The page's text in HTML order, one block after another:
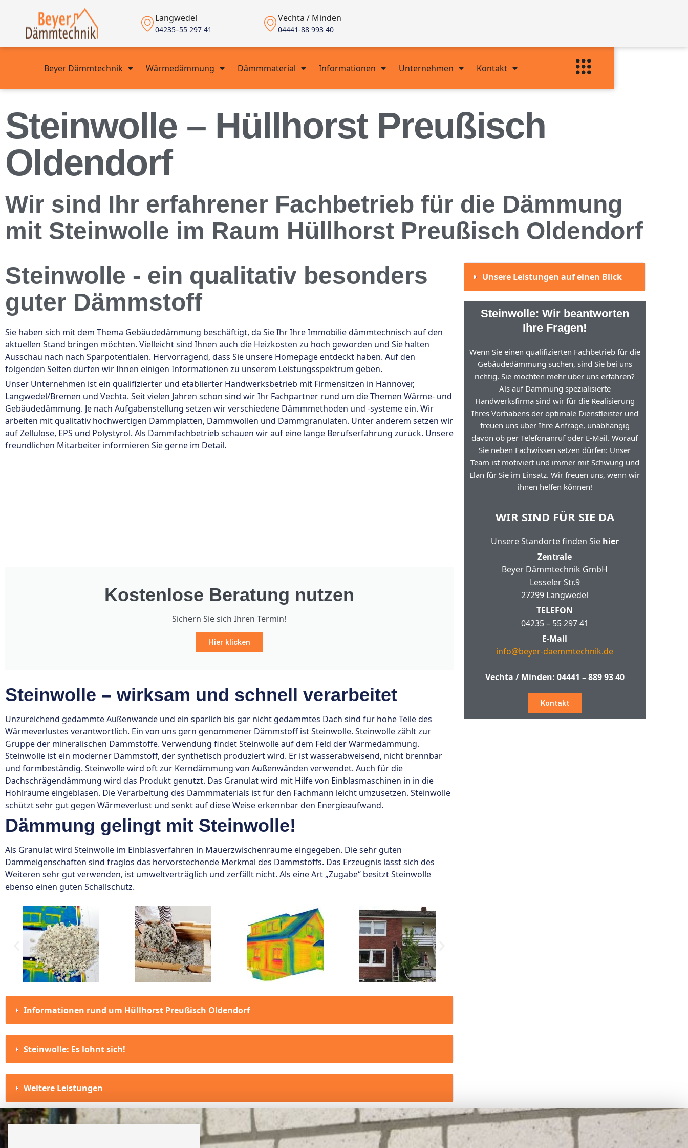
Langwedel
04235–55 297 41
Vechta / Minden
04441-88 993 40
Beyer Dämmtechnik Wärmedämmung Dämmmaterial Informationen Unternehmen Kontakt
Steinwolle – Hüllhorst Preußisch
Oldendorf
Wir sind Ihr erfahrener Fachbetrieb für die Dämmung
mit Steinwolle im Raum Hüllhorst Preußisch Oldendorf
Steinwolle - ein qualitativ besonders
guter Dämmstoff
Sie haben sich mit dem Thema Gebäudedämmung beschäftigt, da Sie Ihr Ihre Immobilie dämmtechnisch auf den
aktuellen Stand bringen möchten. Vielleicht sind Ihnen auch die Heizkosten zu hoch geworden und Sie halten
Ausschau nach nach Sparpotentialen. Hervorragend, dass Sie unsere Homepage entdeckt haben. Auf den
folgenden Seiten dürfen wir Ihnen einigen Informationen zu unserem Leistungsspektrum geben.
Unser Unternehmen ist ein qualifizierter und etablierter Handwerksbetrieb mit Firmensitzen in Hannover,
Langwedel/Bremen und Vechta. Seit vielen Jahren schon sind wir Ihr Fachpartner rund um die Themen Wärme- und
Gebäudedämmung. Je nach Aufgabenstellung setzen wir verschiedene Dämmmethoden und -systeme ein. Wir
arbeiten mit qualitativ hochwertigen Dämmplatten, Dämmwollen und Dämmgranulaten. Unter anderem setzen wir
auf Zellulose, EPS und Polystyrol. Als Dämmfachbetrieb schauen wir auf eine lange Berufserfahrung zurück. Unsere
freundlichen Mitarbeiter informieren Sie gerne im Detail.
Kostenlose Beratung nutzen
Sichern Sie sich Ihren Termin!
Hier klicken
Steinwolle – wirksam und schnell verarbeitet
Unzureichend gedämmte Außenwände und ein spärlich bis gar nicht gedämmtes Dach sind für hohe Teile des
Wärmeverlustes verantwortlich. Ein von uns gern genommener Dämmstoff ist Steinwolle. Steinwolle zählt zur
Gruppe der mineralischen Dämmstoffe. Verwendung findet Steinwolle auf dem Feld der Wärmedämmung.
Steinwolle ist ein moderner Dämmstoff, der synthetisch produziert wird. Er ist wasserabweisend, nicht brennbar
und formbeständig. Steinwolle wird oft zur Kerndämmung von Außenwänden verwendet. Auch für die
Dachschrägendämmung wird das Produkt genutzt. Das Granulat wird mit Hilfe von Einblasmaschinen in in die
Hohlräume eingeblasen. Die Verarbeitung des Dämmmaterials ist für den Fachmann leicht umzusetzen. Steinwolle
schützt sehr gut gegen Wärmeverlust und senkt auf diese Weise erkennbar den Energieaufwand.
Dämmung gelingt mit Steinwolle!
Als Granulat wird Steinwolle im Einblasverfahren in Mauerzwischenräume eingegeben. Die sehr guten
Dämmeigenschaften sind fraglos das hervorstechende Merkmal des Dämmstoffs. Das Erzeugnis lässt sich des
Weiteren sehr gut verwenden, ist umweltverträglich und zerfällt nicht. Als eine Art „Zugabe“ besitzt Steinwolle
ebenso einen guten Schallschutz.
Informationen rund um Hüllhorst Preußisch Oldendorf
Steinwolle: Es lohnt sich!
Weitere Leistungen
Unsere Leistungen auf einen Blick
Steinwolle: Wir beantworten
Ihre Fragen!
Wenn Sie einen qualifizierten Fachbetrieb für die
Gebäudedämmung suchen, sind Sie bei uns
richtig. Sie möchten mehr über uns erfahren?
Als auf Dämmung spezialisierte
Handwerksfirma sind wir für die Realisierung
Ihres Vorhabens der optimale Dienstleister und
freuen uns über Ihre Anfrage, unabhängig
davon ob per Telefonanruf oder E-Mail. Worauf
Sie neben Fachwissen setzen dürfen: Unser
Team ist motiviert und immer mit Schwung und
Elan für Sie im Einsatz. Wir freuen uns, wenn wir
ihnen helfen können!
WIR SIND FÜR SIE DA
Unsere Standorte finden Sie hier
Zentrale
Beyer Dämmtechnik GmbH
Lesseler Str.9
27299 Langwedel
TELEFON
04235 – 55 297 41
E-Mail
info@beyer-daemmtechnik.de
Vechta / Minden: 04441 – 889 93 40
Kontakt